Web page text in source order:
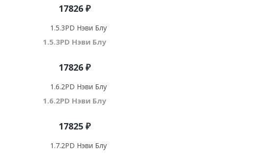
17826 ₽
1.5.3PD Нэви Блу
17826 ₽
1.6.2PD Нэви Блу
17825 ₽